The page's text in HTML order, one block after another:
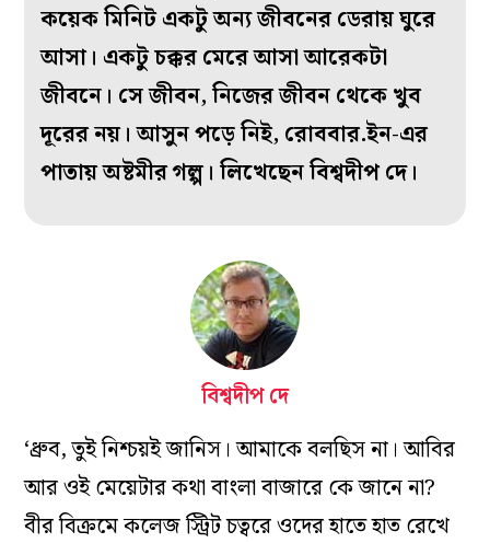
কয়েক মিনিট একটু অন্য জীবনের ডেরায় ঘুরে
আসা। একটু চক্কর মেরে আসা আরেকটা
জীবনে। সে জীবন, নিজের জীবন থেকে খুব
দূরের নয়। আসুন পড়ে নিই, রোববার.ইন-এর
পাতায় অষ্টমীরগল্প। লিখেছেন বিশ্বদীপ দে।
বিশ্বদীপ দে
‘ধ্রুব, তুই নিশ্চয়ই জানিস। আমাকে বলছিস না। আবির
আর ওই মেয়েটার কথা বাংলা বাজারে কে জানে না?
বীর বিক্রমে কলেজ স্ট্রিট চত্বরে ওদের হাতে হাত রেখে